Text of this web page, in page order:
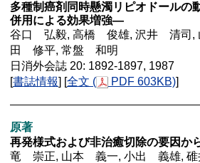
多種制癌剤同時懸濁リピオドール
併用による効果増強―
谷口 弘毅, 高橋 俊雄, 沢井 清司,
田 修平, 常盤 和明
日消外会誌 20: 1892-1897, 1987
[書誌情報] [全文 ( PDF 603KB)]
原著
再発様式および非治癒切除の要因か
竜 崇正, 山本 義一, 小出 義雄,